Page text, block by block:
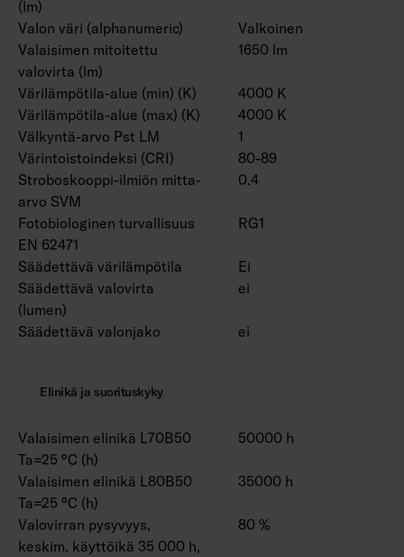
(lm)
Valon väri (alphanumeric)
Valkoinen
Valaisimen mitoitettu
valovirta (lm)
1650 lm
Värilämpötila-alue (min) (K)
4000 K
Värilämpötila-alue (max) (K)
4000 K
Välkyntä-arvo Pst LM
1
Värintoistoindeksi (CRI)
80-89
Stroboskooppi-ilmiön mitta-
arvo SVM
0.4
Fotobiologinen turvallisuus
EN 62471
RG1
Säädettävä värilämpötila
Ei
Säädettävä valovirta
(lumen)
ei
Säädettävä valonjako ei
Elinikä ja suorituskyky
Valaisimen elinikä L70B50
Ta=25 °C (h)
50000 h
Valaisimen elinikä L80B50
Ta=25 °C (h)
35000 h
Valovirran pysyvyys,
keskim. käyttöikä 35 000 h,
80 %